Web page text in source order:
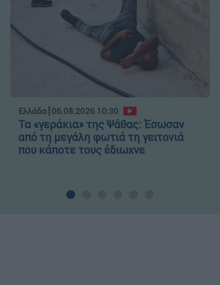
Ελλάδα┋06.08.2026 10:30
Τα «γεράκια» της Ψάθας: Έσωσαν
από τη μεγάλη φωτιά τη γειτονιά
που κάποτε τους έδιωχνε